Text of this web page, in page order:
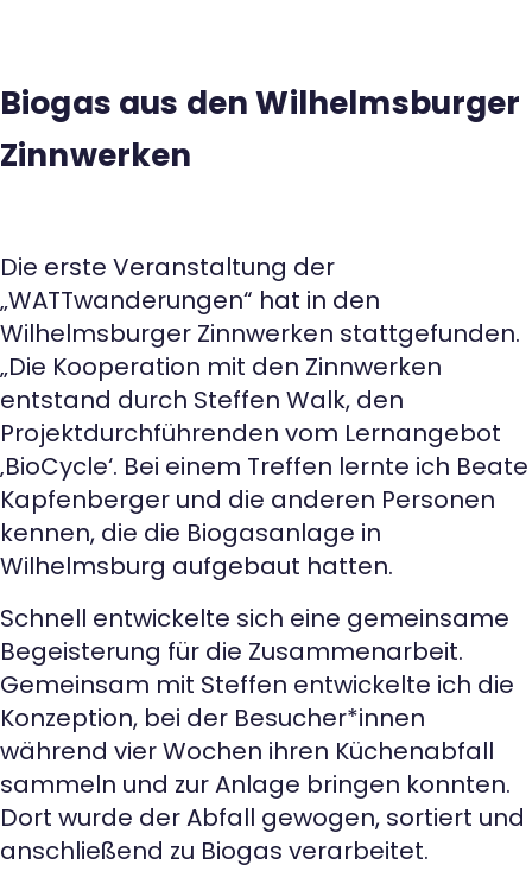
Biogas aus den Wilhelmsburger
Zinnwerken
Die erste Veranstaltung der
„WATTwanderungen“ hat in den
Wilhelmsburger Zinnwerken stattgefunden.
„Die Kooperation mit den Zinnwerken
entstand durch Steffen Walk, den
Projektdurchführenden vom Lernangebot
‚BioCycle‘. Bei einem Treffen lernte ich Beate
Kapfenberger und die anderen Personen
kennen, die die Biogasanlage in
Wilhelmsburg aufgebaut hatten.
Schnell entwickelte sich eine gemeinsame
Begeisterung für die Zusammenarbeit.
Gemeinsam mit Steffen entwickelte ich die
Konzeption, bei der Besucher*innen
während vier Wochen ihren Küchenabfall
sammeln und zur Anlage bringen konnten.
Dort wurde der Abfall gewogen, sortiert und
anschließend zu Biogas verarbeitet.